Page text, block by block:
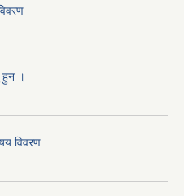
हुन ।
विवरण